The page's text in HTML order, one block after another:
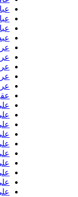
عباد
عباس
عباس
عبد نیک
عرفان
عرفان
عرفان
عرفان
عرفان
عقیل
علی آتبین
علی
علی
علی
علی
علی
علی بیات
علی
علی پی
علی